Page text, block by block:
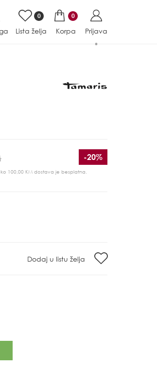
0
Lista želja
0
Korpa Prijava
-20%
100,00 KM dostava je besplatna.
Dodaj u listu želja